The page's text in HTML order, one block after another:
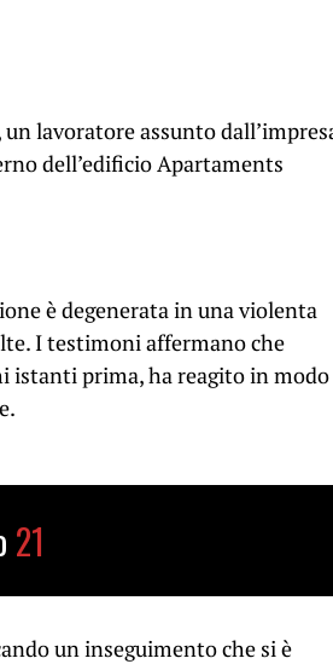
lavoratore assunto
dell’edificio Apartaments
è degenerata in una violenta
I testimoni affermano che
istanti prima, ha reagito in modo
21
un inseguimento che si è